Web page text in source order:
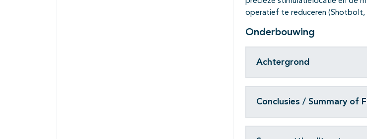
operatief te reduceren (Shotbolt,
Onderbouwing
Achtergrond
Conclusies / Summary of